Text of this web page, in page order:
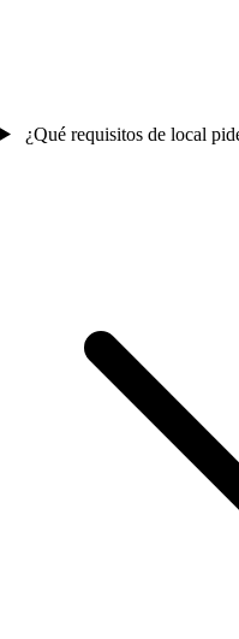
¿Qué requisitos de local